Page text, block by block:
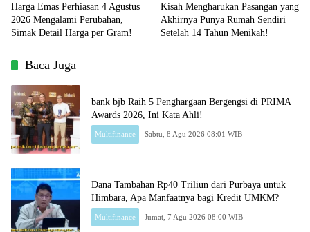
Harga Emas Perhiasan 4 Agustus
2026 Mengalami Perubahan,
Simak Detail Harga per Gram!
Kisah Mengharukan Pasangan yang
Akhirnya Punya Rumah Sendiri
Setelah 14 Tahun Menikah!
Baca Juga
bank bjb Raih 5 Penghargaan Bergengsi di PRIMA
Awards 2026, Ini Kata Ahli!
Multifinance Sabtu, 8 Agu 2026 08:01 WIB
Dana Tambahan Rp40 Triliun dari Purbaya untuk
Himbara, Apa Manfaatnya bagi Kredit UMKM?
Multifinance Jumat, 7 Agu 2026 08:00 WIB